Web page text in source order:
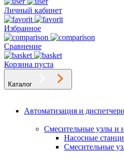
Личный кабинет
Избранное
Сравнение
Корзина пуста
Каталог
Автоматизация и
Смесительные узлы и
Насосные
Смесительные